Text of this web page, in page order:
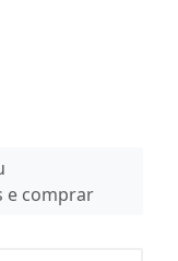
e comprar